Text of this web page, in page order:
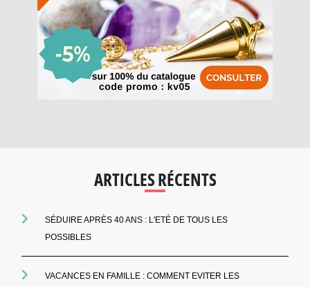
ARTICLES RÉCENTS
SÉDUIRE APRÈS 40 ANS : L'ETÉ DE TOUS LES
POSSIBLES
VACANCES EN FAMILLE : COMMENT EVITER LES